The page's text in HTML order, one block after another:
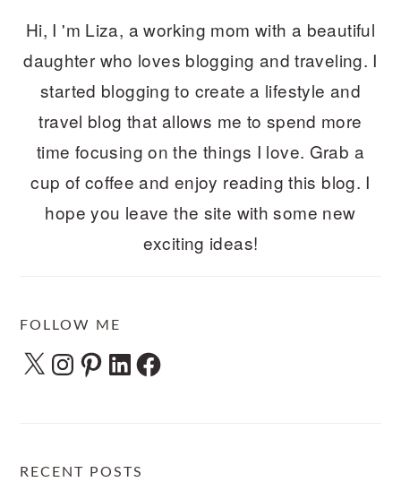
Hi, I 'm Liza, a working mom with a beautiful
daughter who loves blogging and traveling. I
started blogging to create a lifestyle and
travel blog that allows me to spend more
time focusing on the things I love. Grab a
cup of coffee and enjoy reading this blog. I
hope you leave the site with some new
exciting ideas!
FOLLOW ME
X Instagram
Pinterest
LinkedInFacebook
RECENT POSTS